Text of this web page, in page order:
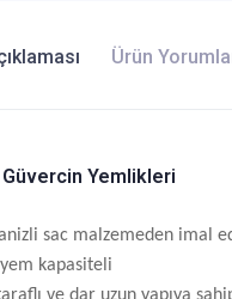
Ürün
Yemlikleri
sac malzemeden imal
kapasiteli
ve dar uzun yapıya